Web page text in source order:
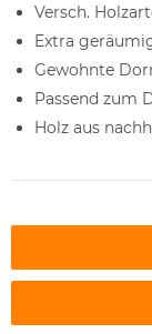
Versch.
Extra
Gewohnte
Passend zum
Holz aus